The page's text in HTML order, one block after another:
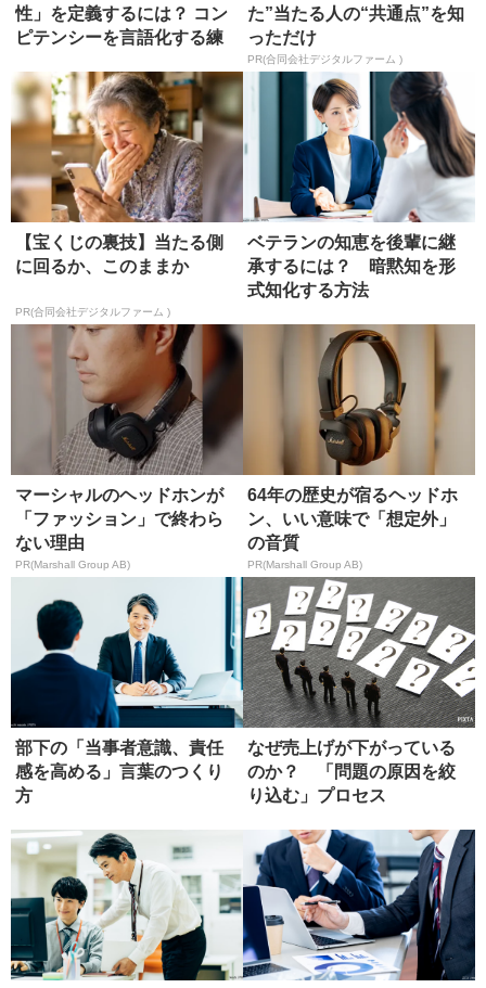
性」を定義するには？ コン
ピテンシーを言語化する練
た”当たる人の“共通点”を知
っただけ
PR(合同会社デジタルファーム )
【宝くじの裏技】当たる側
に回るか、このままか
PR(合同会社デジタルファーム )
ベテランの知恵を後輩に継
承するには？ 暗黙知を形
式知化する方法
マーシャルのヘッドホンが
「ファッション」で終わら
ない理由
PR(Marshall Group AB)
64年の歴史が宿るヘッドホ
ン、いい意味で「想定外」
の音質
PR(Marshall Group AB)
部下の「当事者意識、責任
感を高める」言葉のつくり
方
なぜ売上げが下がっている
のか？ 「問題の原因を絞
り込む」プロセス